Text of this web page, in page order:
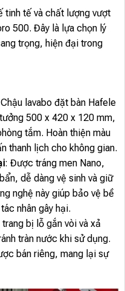
tinh tế và chất lượng vượt
500. Đây là lựa chọn lý
trọng, hiện đại trong
lavabo đặt bàn Hafele
500 x 420 x 120 mm,
tắm. Hoàn thiện màu
thanh lịch cho không gian.
: Được tráng men Nano,
dễ dàng vệ sinh và giữ
nghệ này giúp bảo vệ bề
nhân gây hại.
bị lỗ gắn vòi và xả
tràn nước khi sử dụng.
bán riêng, mang lại sự